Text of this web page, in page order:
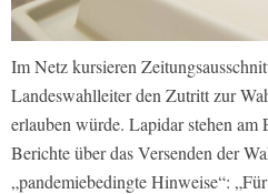
Im Netz kursieren
Landeswahlleiter den Zutritt zur
erlauben würde. Lapidar stehen
Berichte über das Versenden der
„pandemiebedingte Hinweise“: